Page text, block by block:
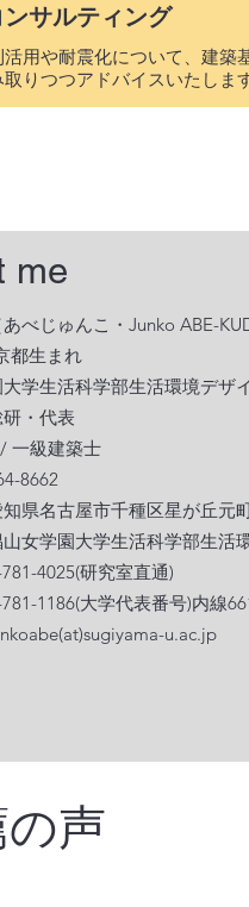
サルティング
活用や耐震化について、建築
りつつアドバイスいたします
me
べじゅんこ・Junko ABE-
都生まれ
学生活科学部生活環境デザ
・代表
一級建築士
8662
古屋市千種区星が丘元町
園大学生活科学部生活環
4025(研究室直通)
大学代表番号)内線
u.ac.jp
声